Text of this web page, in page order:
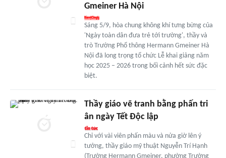
Gmeiner Hà Nội
Sáng 5/9, hòa chung không khí tưng bừng của
'Ngày toàn dân đưa trẻ tới trường', thầy và
trò Trường Phổ thông Hermann Gmeiner Hà
Nội đã long trọng tổ chức Lễ khai giảng năm
học 2025 – 2026 trong bối cảnh hết sức đặc
biệt.
Thầy giáo vẽ tranh bằng phấn tri
ân ngày Tết Độc lập
Chỉ với vài viên phấn màu và nửa giờ lên ý
tưởng, thầy giáo mỹ thuật Nguyễn Trí Hạnh
(Trường Hermann Gmeiner, phường Trường